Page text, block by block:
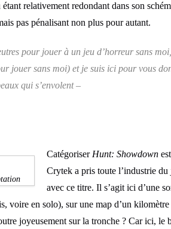
relativement redondant dans son
pas pénalisant non plus pour autant.
pour jouer à un jeu d’horreur sans
jouer sans moi) et je suis ici pour vous
qui s’envolent –
Catégoriser Hunt: Showdown
Crytek a pris toute l’industrie
avec ce titre. Il s’agit ici d’une
voire en solo), sur une map d’un
joyeusement sur la tronche ? Car ici, le